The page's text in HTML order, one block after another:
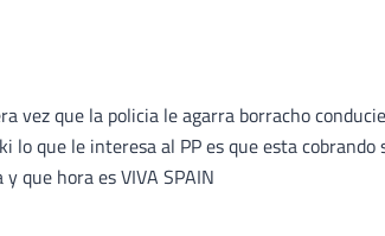
vez que la policia le agarra borracho
lo que le interesa al PP es que esta
que hora es VIVA SPAIN